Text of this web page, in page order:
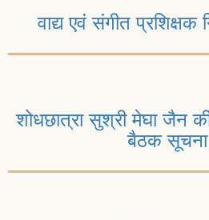
वाद्य एवं संगीत
शोधछात्रा सुश्री मेघा जैन
बैठक सूचना